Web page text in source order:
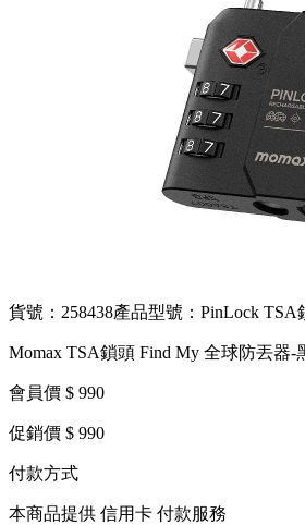
貨號：258438產品型號：PinLock TSA
Momax TSA鎖頭 Find My 全球防丟器-
會員價 $ 990
促銷價 $ 990
付款方式
本商品提供 信用卡 付款服務